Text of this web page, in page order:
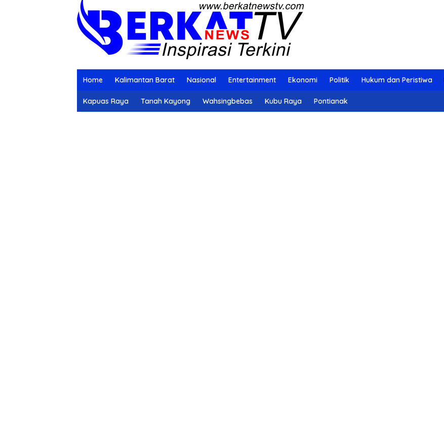
Home Kalimantan Barat Nasional Entertainment Ekonomi Politik Hukum dan Peristiwa
Kapuas Raya Tanah Kayong Wahsingbebas Kubu Raya Pontianak